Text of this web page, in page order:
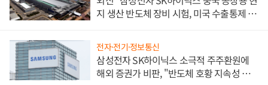
지 생산 반도체 장비 시험, 미국 수출통제 대
전자·전기·정보통신
삼성전자 SK하이닉스 소극적 주주환원에
해외 증권가 비판, "반도체 호황 지속성 의